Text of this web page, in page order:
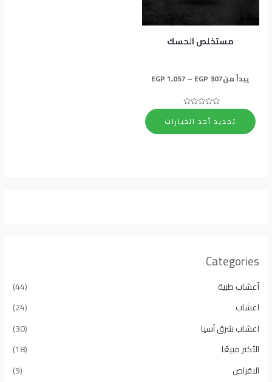
Categories
أعشاب طبية
(44)
اعشاب
(24)
اعشاب شرق آسيا
(30)
الأكثر مبيعًا​
(18)
الاقراص
(9)
مستخلص الحسك
يبدأ من EGP 307
–
EGP1,057
التقييم
0
تحديد أحد الخيارات
المنتج.